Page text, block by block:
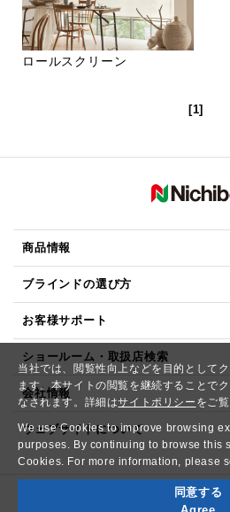
当社では、閲覧性向上などを目的として
ます。本サイトの閲覧を継続することで
なされます。詳細はサイトポリシー をご
We use Cookies to improve browsing
purposes. By continuing to browse this
Cookies. For more information, please
同意する
ロールスクリーン
[1]
商品情報
ブラインドの選び方
お客様サポート
ショールーム・取扱店検索
会社情報
ウェブサイトについて
Copyright© NICHIBEI CO.,LTD.